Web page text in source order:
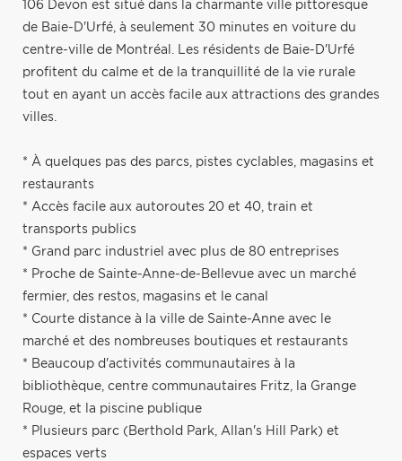
106 Devon est situé dans la charmante ville pittoresque
de Baie-D'Urfé, à seulement 30 minutes en voiture du
centre-ville de Montréal. Les résidents de Baie-D'Urfé
profitent du calme et de la tranquillité de la vie rurale
tout en ayant un accès facile aux attractions des grandes
villes.
* À quelques pas des parcs, pistes cyclables, magasins et
restaurants
* Accès facile aux autoroutes 20 et 40, train et
transports publics
* Grand parc industriel avec plus de 80 entreprises
* Proche de Sainte-Anne-de-Bellevue avec un marché
fermier, des restos, magasins et le canal
* Courte distance à la ville de Sainte-Anne avec le
marché et des nombreuses boutiques et restaurants
* Beaucoup d'activités communautaires à la
bibliothèque, centre communautaires Fritz, la Grange
Rouge, et la piscine publique
* Plusieurs parc (Berthold Park, Allan's Hill Park) et
espaces verts